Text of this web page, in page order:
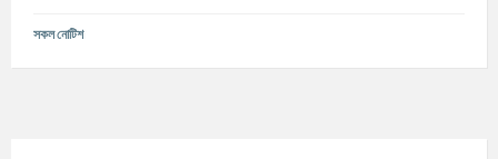
সকল নোটিশ